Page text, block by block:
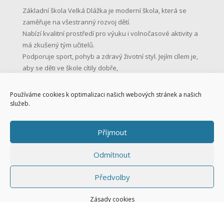
Používáme cookies k optimalizaci našich webových stránek a našich
služeb.
Příjmout
Odmítnout
Předvolby
Zásady cookies
Základní škola Velká Dlážka je moderní škola, která se
zaměřuje na všestranný rozvoj dětí.
Nabízí kvalitní prostředí pro výuku i volnočasové aktivity a
má zkušený tým učitelů.
Podporuje sport, pohyb a zdravý životní styl. Jejím cílem je,
aby se děti ve škole cítily dobře,
KONTAKTNÍ ÚDAJE
Základní škola Přerov, Velká Dlážka 5
Velká Dlážka 5, 750 02 Přerov
IČO: 47858354
Mob.: 731 128 147
Datová schránka: s8hu3di